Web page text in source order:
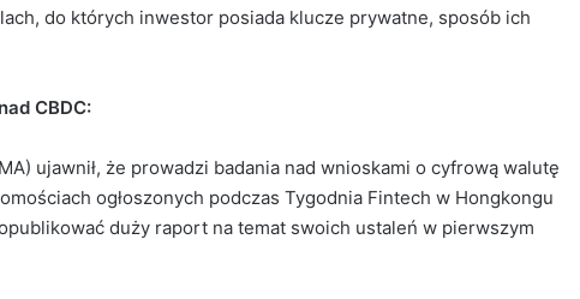
do których inwestor posiada klucze prywatne, sposób ich
CBDC:
ujawnił, że prowadzi badania nad wnioskami o cyfrową walutę
ogłoszonych podczas Tygodnia Fintech w Hongkongu
duży raport na temat swoich ustaleń w pierwszym